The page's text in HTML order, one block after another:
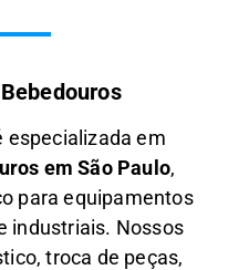
especializada em
em São Paulo,
para equipamentos
industriais. Nossos
troca de peças,